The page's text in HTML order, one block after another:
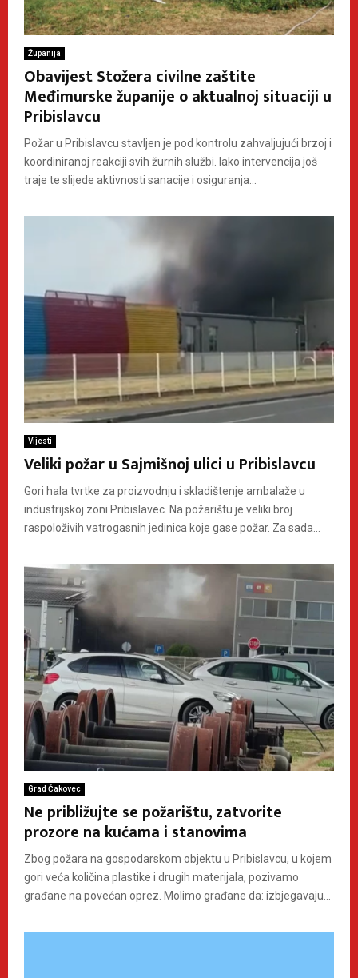
Županija
Obavijest Stožera civilne zaštite
Međimurske županije o aktualnoj situaciji u
Pribislavcu
Požar u Pribislavcu stavljen je pod kontrolu zahvaljujući brzoj i
koordiniranoj reakciji svih žurnih službi. Iako intervencija još
traje te slijede aktivnosti sanacije i osiguranja...
Vijesti
Veliki požar u Sajmišnoj ulici u Pribislavcu
Gori hala tvrtke za proizvodnju i skladištenje ambalaže u
industrijskoj zoni Pribislavec. Na požarištu je veliki broj
raspoloživih vatrogasnih jedinica koje gase požar. Za sada...
Grad Čakovec
Ne približujte se požarištu, zatvorite
prozore na kućama i stanovima
Zbog požara na gospodarskom objektu u Pribislavcu, u kojem
gori veća količina plastike i drugih materijala, pozivamo
građane na povećan oprez. Molimo građane da: izbjegavaju...